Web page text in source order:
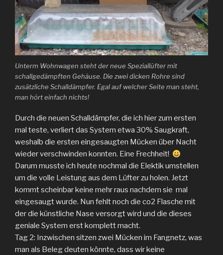
Unterm Wohnwagen steht der neue Speziallüfter mit
schallgedämpften Gehäuse. Die zwei dicken Rohre sind
zusätzliche Schalldämpfer. Egal auf welcher Seite man steht,
man hört einfach nichts!
Durch die neuen Schalldämpfer, die ich hier zum ersten
mal teste, verliert das System etwa 30% Saugkraft,
weshalb die ersten eingesaugten Mücken über Nacht
wieder verschwinden konnten. Eine Frechheit!
Darum musste ich heute nochmal die Elektik umstellen
um die volle Leistung aus dem Lüfter zu holen. Jetzt
kommt scheinbar keine mehr raus nachdem sie mal
eingesaugt wurde. Nun fehlt noch die co2 Flasche mit
der die künstliche Nase versorgt wird und die dieses
geniale System erst komplett macht.
Tag 2: Inzwischen sitzen zwei Mücken im Fangnetz, was
man als Beleg deuten könnte, dass wir keine